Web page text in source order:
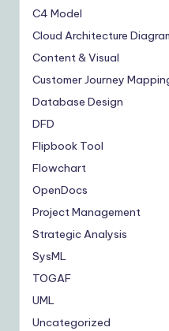
C4 Model
Cloud Architecture
Content & Visual
Customer Journey
Database Design
DFD
Flipbook Tool
Flowchart
OpenDocs
Project Management
Strategic Analysis
SysML
TOGAF
UML
Uncategorized